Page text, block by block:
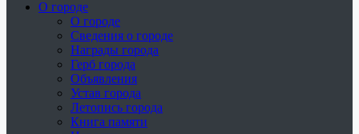
О городе
О городе
Сведения о городе
Награды города
Герб города
Объявления
Устав города
Летопись города
Книга памяти